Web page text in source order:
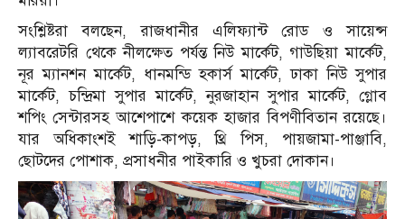
সংশ্লিষ্টরা বলছেন, রাজধানীর এলিফ্যান্ট রোড ও সায়েন্স
ল্যাবরেটরি থেকে নীলক্ষেত পর্যন্ত নিউ মার্কেট, গাউছিয়া মার্কেট,
নূর ম্যানশন মার্কেট, ধানমন্ডি হকার্স মার্কেট, ঢাকা নিউ সুপার
মার্কেট, চন্দ্রিমা সুপার মার্কেট, নুরজাহান সুপার মার্কেট, গ্লোব
শপিং সেন্টারসহ আশেপাশে কয়েক হাজার বিপণীবিতান রয়েছে।
যার অধিকাংশই শাড়ি-কাপড়, থ্রি পিস, পায়জামা-পাঞ্জাবি,
ছোটদের পোশাক, প্রসাধনীর পাইকারি ও খুচরা দোকান।